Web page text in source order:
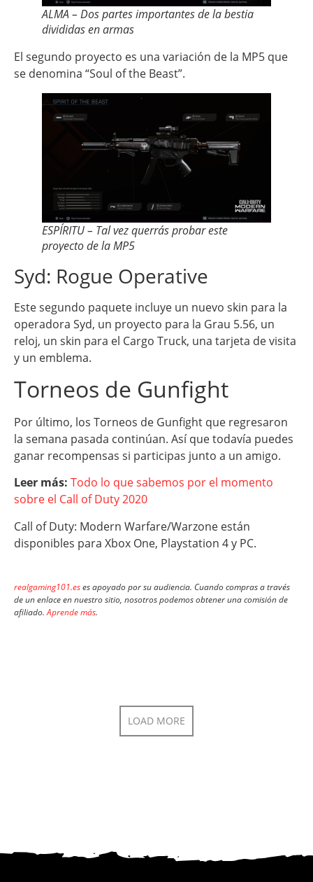
ALMA – Dos partes importantes de la bestia
divididas en armas
El segundo proyecto es una variación de la MP5 que
se denomina “Soul of the Beast”.
ESPÍRITU – Tal vez querrás probar este
proyecto de la MP5
Syd: Rogue Operative
Este segundo paquete incluye un nuevo skin para la
operadora Syd, un proyecto para la Grau 5.56, un
reloj, un skin para el Cargo Truck, una tarjeta de visita
y un emblema.
Torneos de Gunfight
Por último, los Torneos de Gunfight que regresaron
la semana pasada continúan. Así que todavía puedes
ganar recompensas si participas junto a un amigo.
Leer más: Todo lo que sabemos por el momento
sobre el Call of Duty 2020
Call of Duty: Modern Warfare/Warzone están
disponibles para Xbox One, Playstation 4 y PC.
realgaming101.eses apoyado por su audiencia. Cuando compras a través
de un enlace en nuestro sitio, nosotros podemos obtener una comisión de
afiliado.Aprende más.
LOAD MORE